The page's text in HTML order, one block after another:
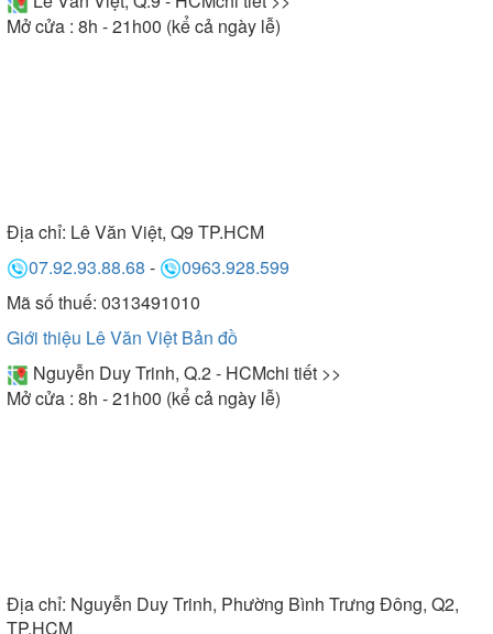
Mở cửa : 8h - 21h00 (kể cả ngày lễ)
Địa chỉ: Lê Văn Việt, Q9 TP.HCM
07.92.93.88.68 -
0963.928.599
Mã số thuế: 0313491010
Giới thiệu Lê Văn Việt Bản đồ
Nguyễn Duy Trinh, Q.2 - HCMchi tiết >>
Mở cửa : 8h - 21h00 (kể cả ngày lễ)
Địa chỉ: Nguyễn Duy Trinh, Phường Bình Trưng Đông, Q2,
TP.HCM